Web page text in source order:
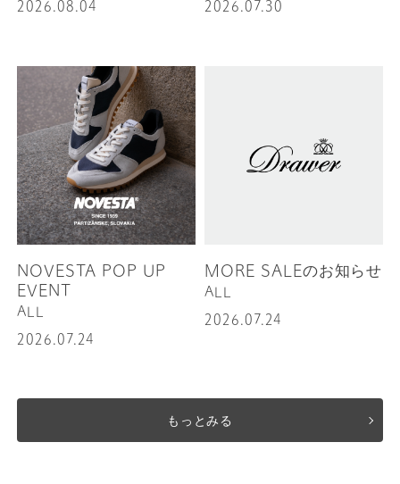
2026.08.04 2026.07.30
NOVESTA POP UP
EVENT
ALL
2026.07.24
MORE SALEのお知らせ
ALL
2026.07.24
もっとみる